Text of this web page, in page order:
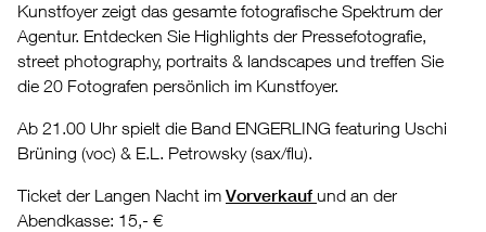
Kunstfoyer zeigt das gesamte fotografische Spektrum der
Agentur. Entdecken Sie Highlights der Pressefotografie,
street photography, portraits & landscapes und treffen Sie
die 20 Fotografen persönlich im Kunstfoyer.
Ab 21.00 Uhr spielt die Band ENGERLING featuring Uschi
Brüning (voc) & E.L. Petrowsky (sax/flu).
Ticket der Langen Nacht im Vorverkauf und an der
Abendkasse: 15,- €